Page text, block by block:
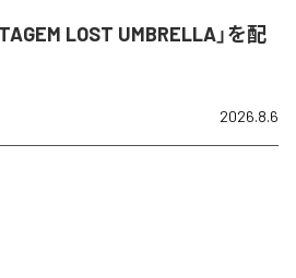
LOST UMBRELLA」を配
2026.8.6